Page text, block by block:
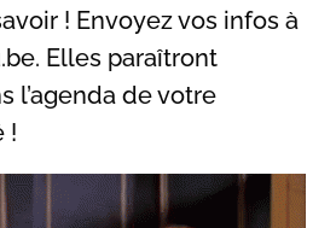
! Envoyez vos infos à
. Elles paraîtront
l’agenda de votre
!